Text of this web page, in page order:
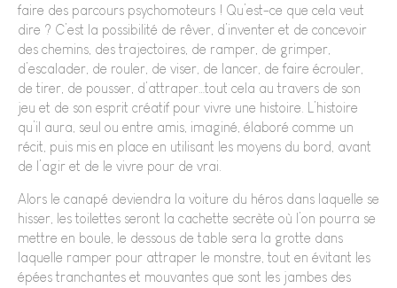
faire des parcours psychomoteurs ! Qu’est-ce que cela veut
dire ? C’est la possibilité de rêver, d’inventer et de concevoir
des chemins, des trajectoires, de ramper, de grimper,
d’escalader, de rouler, de viser, de lancer, de faire écrouler,
de tirer, de pousser, d’attraper…tout cela au travers de son
jeu et de son esprit créatif pour vivre une histoire. L’histoire
qu’il aura, seul ou entre amis, imaginé, élaboré comme un
récit, puis mis en place en utilisant les moyens du bord, avant
de l’agir et de le vivre pour de vrai.
Alors le canapé deviendra la voiture du héros dans laquelle se
hisser, les toilettes seront la cachette secrète où l’on pourra se
mettre en boule, le dessous de table sera la grotte dans
laquelle ramper pour attraper le monstre, tout en évitant les
épées tranchantes et mouvantes que sont les jambes des